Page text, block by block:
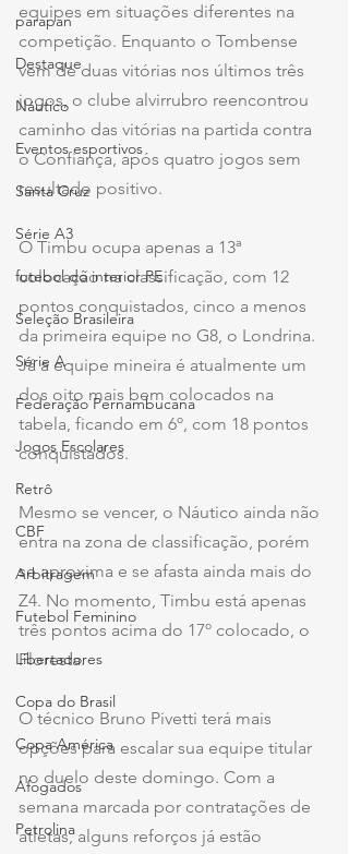
parapan
Destaque
Náutico
Eventos esportivos
Santa Cruz
Série A3
futebol do interior PE
Seleção Brasileira
Série A
Federação Pernambucana
Jogos Escolares
Retrô
CBF
Arbitragem
Futebol Feminino
Libertadores
Copa do Brasil
Copa América
Afogados
Petrolina
equipes em situações diferentes na
competição. Enquanto o Tombense
vem de duas vitórias nos últimos três
jogos, o clube alvirrubro reencontrou
caminho das vitórias na partida contra
o Confiança, após quatro jogos sem
resultado positivo.
O Timbu ocupa apenas a 13ª
colocação na classificação, com 12
pontos conquistados, cinco a menos
da primeira equipe no G8, o Londrina.
Já a equipe mineira é atualmente um
dos oito mais bem colocados na
tabela, ficando em 6º, com 18 pontos
conquistados.
Mesmo se vencer, o Náutico ainda não
entra na zona de classificação, porém
se aproxima e se afasta ainda mais do
Z4. No momento, Timbu está apenas
três pontos acima do 17º colocado, o
Floresta.
O técnico Bruno Pivetti terá mais
opções para escalar sua equipe titular
no duelo deste domingo. Com a
semana marcada por contratações de
atletas, alguns reforços já estão